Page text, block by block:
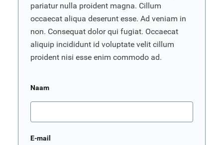
pariatur nulla proident magna. Cillum
occaecat aliqua deserunt esse. Ad veniam in
non. Consequat dolor qui fugiat. Occaecat
aliquip incididunt id voluptate velit cillum
proident nisi esse enim commodo ad.
Naam
E-mail